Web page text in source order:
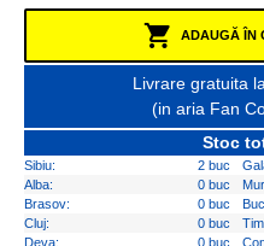
ADAUGĂ ÎN
Livrare gratuita
(in aria Fan
Stoc
Sibiu: 2 buc
Alba:
0 buc
Brasov:
0 buc
Cluj:
0 buc
Deva:
0 buc